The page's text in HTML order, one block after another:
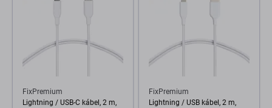
FixPremium
Lightning / USB-C kábel, 2 m,
FixPremium
Lightning / USB kábel, 2 m,